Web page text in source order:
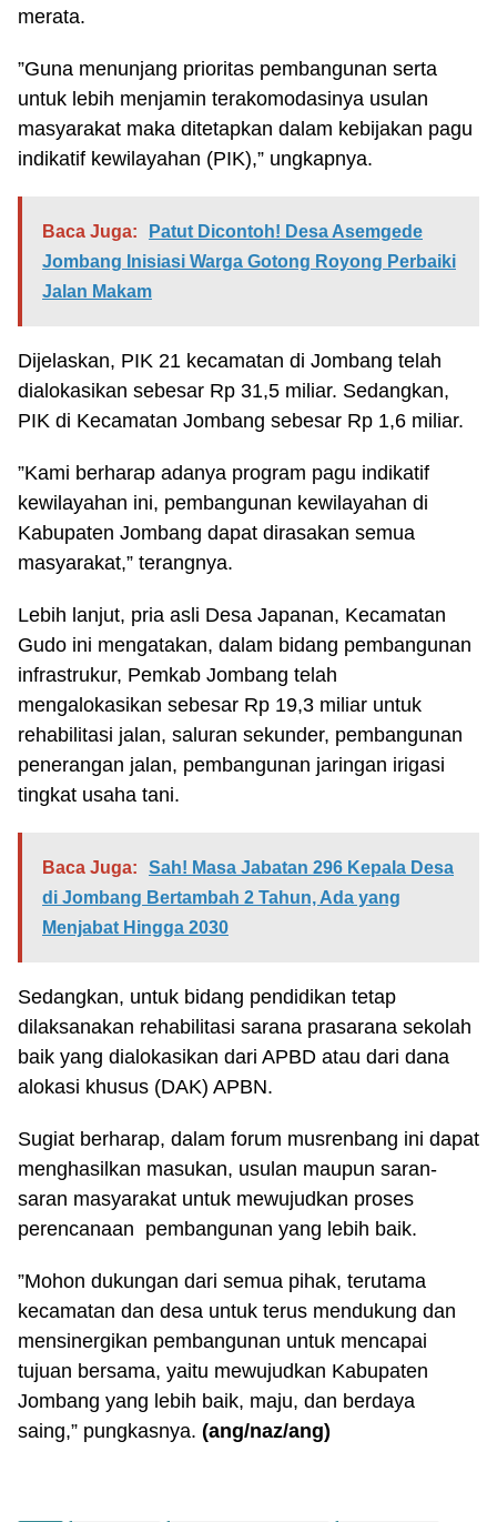
merata.
”Guna menunjang prioritas pembangunan serta
untuk lebih menjamin terakomodasinya usulan
masyarakat maka ditetapkan dalam kebijakan pagu
indikatif kewilayahan (PIK),” ungkapnya.
Baca Juga:
Patut Dicontoh! Desa Asemgede
Jombang Inisiasi Warga Gotong Royong Perbaiki
Jalan Makam
Dijelaskan, PIK 21 kecamatan di Jombang telah
dialokasikan sebesar Rp 31,5 miliar. Sedangkan,
PIK di Kecamatan Jombang sebesar Rp 1,6 miliar.
”Kami berharap adanya program pagu indikatif
kewilayahan ini, pembangunan kewilayahan di
Kabupaten Jombang dapat dirasakan semua
masyarakat,” terangnya.
Lebih lanjut, pria asli Desa Japanan, Kecamatan
Gudo ini mengatakan, dalam bidang pembangunan
infrastrukur, Pemkab Jombang telah
mengalokasikan sebesar Rp 19,3 miliar untuk
rehabilitasi jalan, saluran sekunder, pembangunan
penerangan jalan, pembangunan jaringan irigasi
tingkat usaha tani.
Baca Juga:
Sah! Masa Jabatan 296 Kepala Desa
di Jombang Bertambah 2 Tahun, Ada yang
Menjabat Hingga 2030
Sedangkan, untuk bidang pendidikan tetap
dilaksanakan rehabilitasi sarana prasarana sekolah
baik yang dialokasikan dari APBD atau dari dana
alokasi khusus (DAK) APBN.
Sugiat berharap, dalam forum musrenbang ini dapat
menghasilkan masukan, usulan maupun saran-
saran masyarakat untuk mewujudkan proses
perencanaan pembangunan yang lebih baik.
”Mohon dukungan dari semua pihak, terutama
kecamatan dan desa untuk terus mendukung dan
mensinergikan pembangunan untuk mencapai
tujuan bersama, yaitu mewujudkan Kabupaten
Jombang yang lebih baik, maju, dan berdaya
saing,” pungkasnya. (ang/naz/ang)